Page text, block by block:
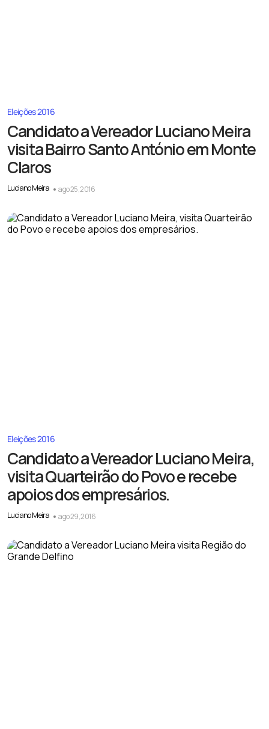
Eleições 2016
Candidato a Vereador Luciano Meira
visita Bairro Santo António em Monte
Claros
Luciano Meira ago 25, 2016
Eleições 2016
Candidato a Vereador Luciano Meira,
visita Quarteirão do Povo e recebe
apoios dos empresários.
Luciano Meira ago 29, 2016